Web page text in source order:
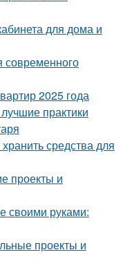
для дома и
современного
2025 года
практики
средства для
проекты и
своими руками:
проекты и